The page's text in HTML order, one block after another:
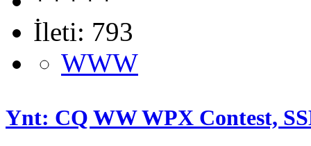
İleti: 793
WWW
Ynt: CQ WW WPX Contest,